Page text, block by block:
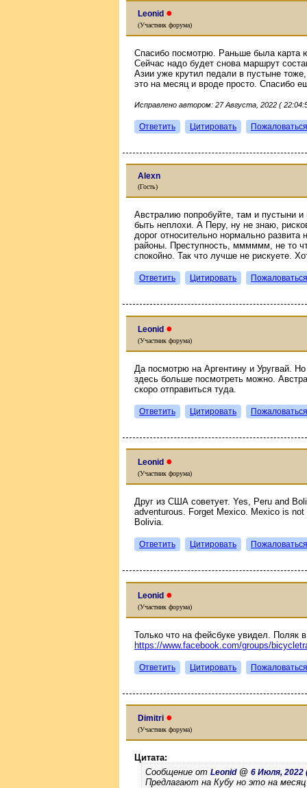
Leonid ●
(Участник форума)
Спасибо посмотрю. Раньше была карта
Сейчас надо будет снова маршрут
Азии уже крутил педали в пустыне
это на месяц и вроде просто. Спасибо
Исправлено автором: 27 Августа, 2022 (
Ответить Цитировать Пожаловаться
Alexn
(Гость)
Австралию попробуйте, там и пустыни
быть неплохи. А Перу, ну не знаю,
дорог относительно нормально
районы. Преступность, мммммм, не то
спокойно. Так что лучше не рискуете.
Ответить Цитировать Пожаловаться
Leonid ●
(Участник форума)
Да посмотрю на Аргентину и Уругвай.
здесь больше посмотреть можно.
скоро отправиться туда.
Ответить Цитировать Пожаловаться
Leonid ●
(Участник форума)
Друг из США советует. Yes, Peru and
adventurous. Forget Mexico. Mexico is
Bolivia.
Ответить Цитировать Пожаловаться
Leonid ●
(Участник форума)
Только что на фейсбуке увидел. Поляк в
https://www.facebook.com/groups/
Ответить Цитировать Пожаловаться
Dimitri ●
(Участник форума)
Цитата:
Сообщение от Leonid@ 6 Июля, 2022
Предлагают на Кубу но это на